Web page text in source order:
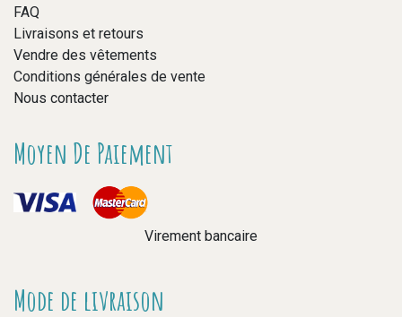
FAQ
Livraisons et retours
Vendre des vêtements
Conditions générales de vente
Nous contacter
Moyen De Paiement
Virement bancaire
Mode de livraison